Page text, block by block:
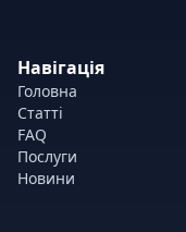
Навігація
Головна
Статті
FAQ
Послуги
Новини